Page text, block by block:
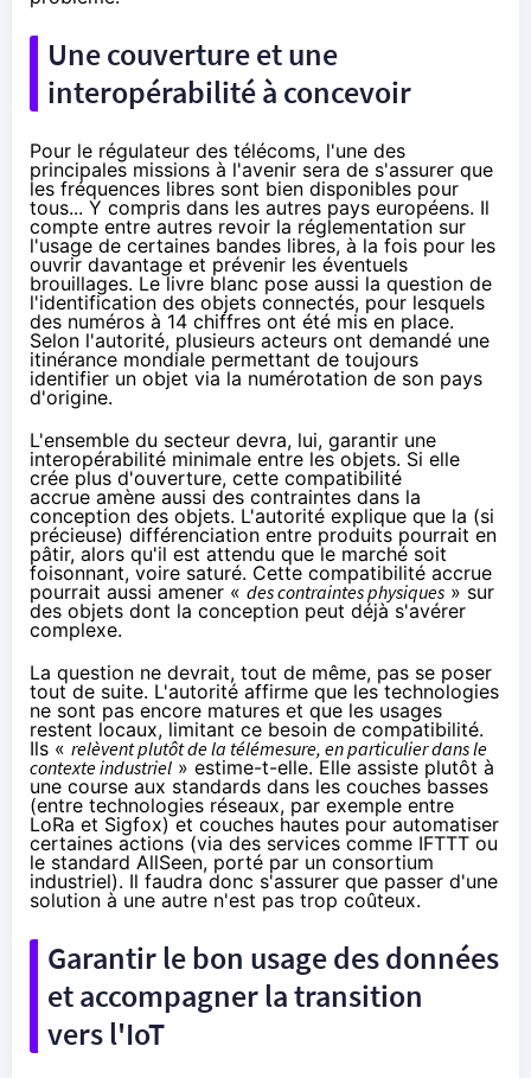
Une couverture et une
interopérabilité à concevoir
Pour le régulateur des télécoms, l'une des
principales missions à l'avenir sera de s'assurer que
les fréquences libres sont bien disponibles pour
tous... Y compris dans les autres pays européens. Il
compte entre autres revoir la réglementation sur
l'usage de certaines bandes libres, à la fois pour les
ouvrir davantage et prévenir les éventuels
brouillages. Le livre blanc pose aussi la question de
l'identification des objets connectés, pour lesquels
des numéros à 14 chiffres ont été mis en place.
Selon l'autorité, plusieurs acteurs ont demandé une
itinérance mondiale permettant de toujours
identifier un objet via la numérotation de son pays
d'origine.
L'ensemble du secteur devra, lui, garantir une
interopérabilité minimale entre les objets. Si elle
crée plus d'ouverture, cette compatibilité
accrue amène aussi des contraintes dans la
conception des objets. L'autorité explique que la (si
précieuse) différenciation entre produits pourrait en
pâtir, alors qu'il est attendu que le marché soit
foisonnant, voire saturé. Cette compatibilité accrue
pourrait aussi amener « des contraintes physiques » sur
des objets dont la conception peut déjà s'avérer
complexe.
La question ne devrait, tout de même, pas se poser
tout de suite. L'autorité affirme que les technologies
ne sont pas encore matures et que les usages
restent locaux, limitant ce besoin de compatibilité.
Ils « relèvent plutôt de la télémesure, en particulier dans le
contexte industriel » estime-t-elle. Elle assiste plutôt à
une course aux standards dans les couches basses
(entre technologies réseaux, par exemple entre
LoRa et Sigfox) et couches hautes pour automatiser
certaines actions (via des services comme IFTTT ou
le standard AllSeen, porté par un consortium
industriel). Il faudra donc s'assurer que passer d'une
solution à une autre n'est pas trop coûteux.
Garantir le bon usage des données
et accompagner la transition
vers l'IoT